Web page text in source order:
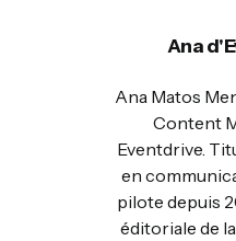
Ana
Ana Matos
Content
Eventdrive.
en
pilote depuis
éditoriale de